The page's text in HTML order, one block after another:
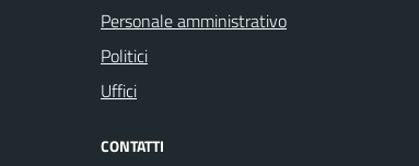
Personale amministrativo
Politici
Uffici
CONTATTI